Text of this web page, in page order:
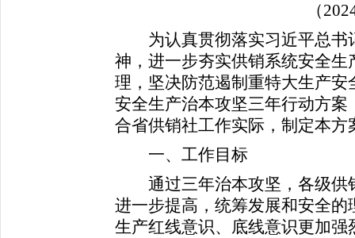
（
为认真贯彻落实习近平总书
神，进一步夯实供销系统安全
理，坚决防范遏制重特大生产
安全生产治本攻坚三年行动方案
合省供销社工作实际，制定本方
一、工作目标
通过三年治本攻坚，各级供
进一步提高，统筹发展和安全
生产红线意识、底线意识更加